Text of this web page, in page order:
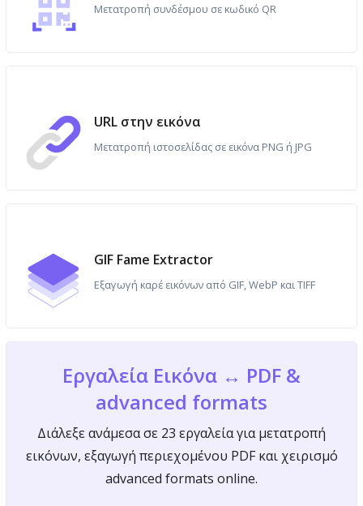
Μετατροπή συνδέσμου σε κωδικό QR
URL στην εικόνα
Μετατροπή ιστοσελίδας σε εικόνα PNG ή JPG
GIF Fame Extractor
Εξαγωγή καρέ εικόνων από GIF, WebP και TIFF
Εργαλεία Εικόνα ↔ PDF &
advanced formats
Διάλεξε ανάμεσα σε 23 εργαλεία για μετατροπή
εικόνων, εξαγωγή περιεχομένου PDF και χειρισμό
advanced formats online.